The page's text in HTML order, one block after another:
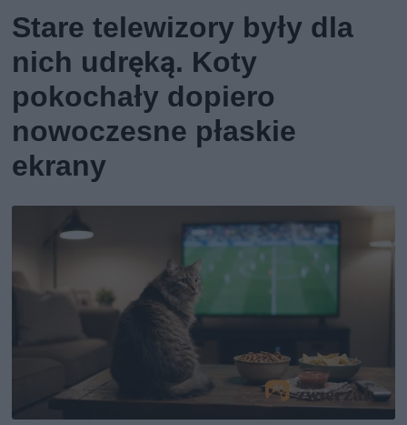
Stare telewizory były dla
nich udręką. Koty
pokochały dopiero
nowoczesne płaskie
ekrany